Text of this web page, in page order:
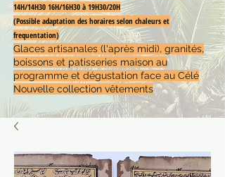
14H/14H30 16H/16H30 à 19H30/20H
(Possible adaptation des horaires selon chaleurs et
frequentation)
Glaces artisanales (l'après midi), granités,
boissons et patisseries maison au
programme et dégustation face au Célé
Nouvelle collection vêtements